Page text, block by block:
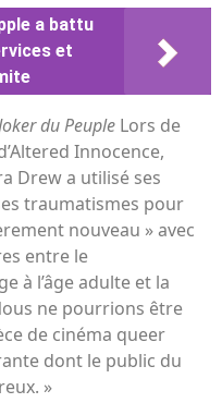
a battu
et
du Peuple Lors de
Innocence,
Drew a utilisé ses
traumatismes pour
nouveau » avec
entre le
à l’âge adulte et la
ne pourrions être
de cinéma queer
dont le public du
»